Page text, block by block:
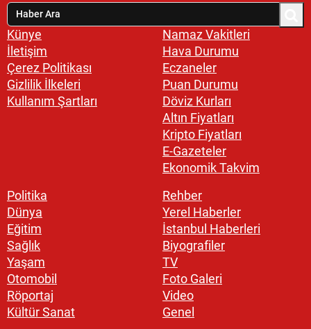
Künye
İletişim
Çerez Politikası
Gizlilik İlkeleri
Kullanım Şartları
Namaz Vakitleri
Hava Durumu
Eczaneler
Puan Durumu
Döviz Kurları
Altın Fiyatları
Kripto Fiyatları
E-Gazeteler
Ekonomik Takvim
Politika
Dünya
Eğitim
Sağlık
Yaşam
Otomobil
Röportaj
Kültür Sanat
Rehber
Yerel Haberler
İstanbul Haberleri
Biyografiler
TV
Foto Galeri
Video
Genel